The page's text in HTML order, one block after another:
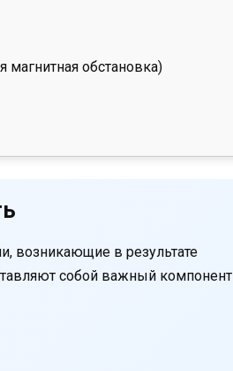
магнитная обстановка)
возникающие в результате
собой важный компонент